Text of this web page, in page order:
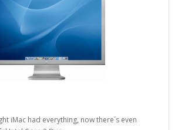
iMac had everything, now there´s even